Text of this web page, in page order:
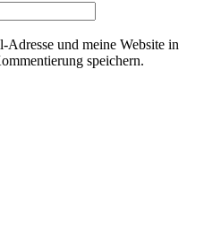
und meine Website in
speichern.